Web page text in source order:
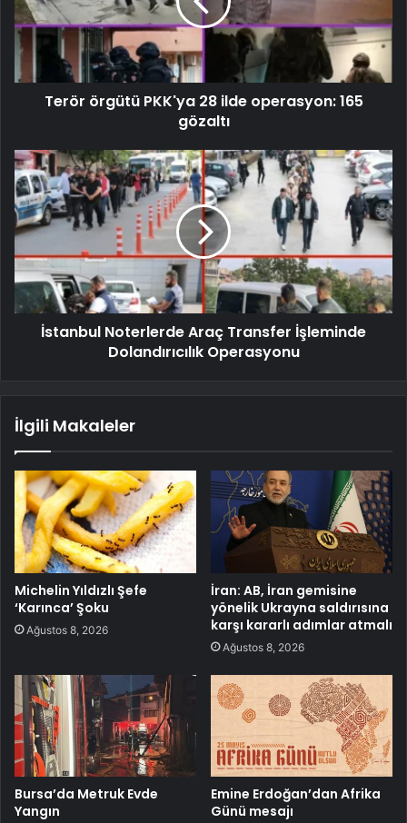
Terör örgütü PKK'ya 28 ilde operasyon: 165
gözaltı
İstanbul Noterlerde Araç Transfer İşleminde
Dolandırıcılık Operasyonu
İlgili Makaleler
Michelin Yıldızlı Şefe
‘Karınca’ Şoku
Ağustos 8, 2026
İran: AB, İran gemisine
yönelik Ukrayna saldırısına
karşı kararlı adımlar atmalı
Ağustos 8, 2026
Bursa’da Metruk Evde
Yangın
Emine Erdoğan’dan Afrika
Günü mesajı